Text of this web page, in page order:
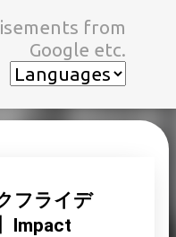
テンツに移動
from
Google etc.
フライデ
Impact